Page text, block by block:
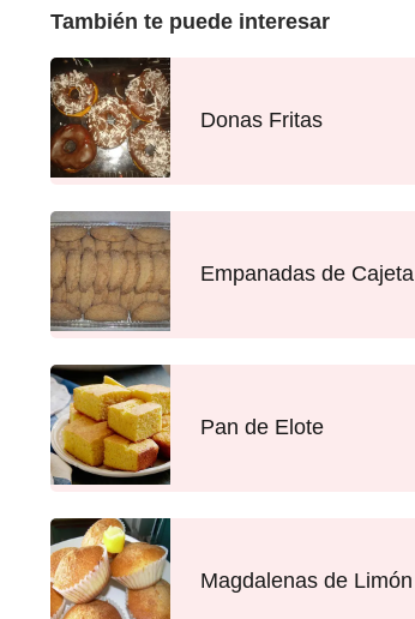
También te puede interesar
Donas Fritas
Empanadas de Cajeta
Pan de Elote
Magdalenas de Limón